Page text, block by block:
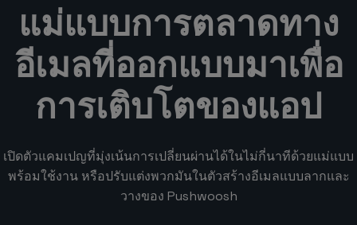
แม่แบบการตลาดทาง
อีเมลที่ออกแบบมาเพื่อ
การเติบโตของแอป
เปิดตัวแคมเปญที่มุ่งเน้นการเปลี่ยนผ่านได้ในไม่กี่นาทีด้วยแม่แบบ
พร้อมใช้งาน หรือปรับแต่งพวกมันในตัวสร้างอีเมลแบบลากและ
วางของ Pushwoosh